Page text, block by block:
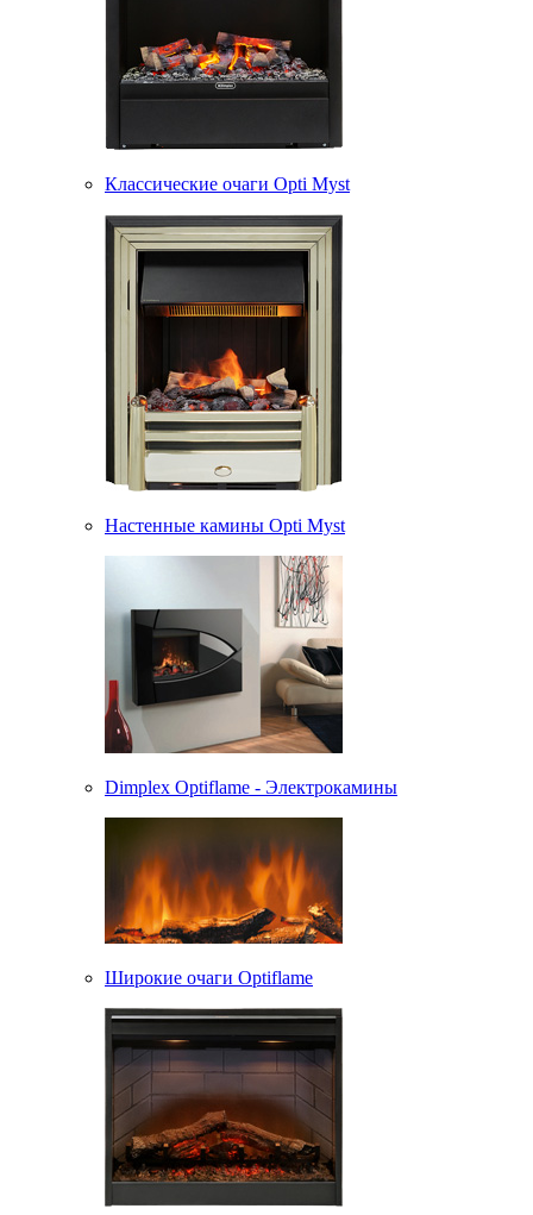
Классические очаги Opti Myst
Настенные камины Opti Myst
Dimplex Optiflame - Электрокамины
Широкие очаги Optiflame